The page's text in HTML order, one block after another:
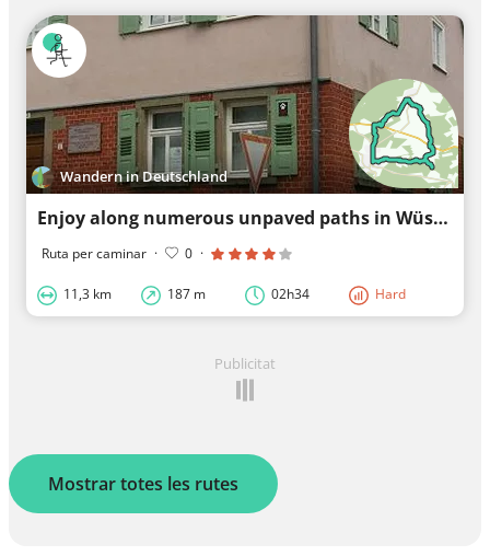
Wandern in Deutschland
Enjoy along numerous unpaved paths in Wüstenrot.
Ruta per caminar · 0 ·
11,3 km 187 m 02h34 Hard
Publicitat
Mostrar totes les rutes